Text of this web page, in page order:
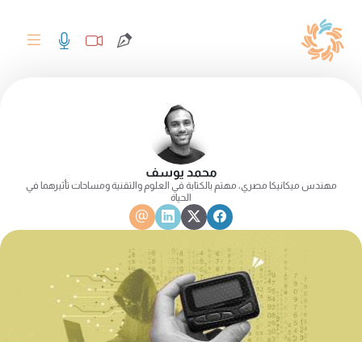
محمد يوسف
مهندس ميكانيكا مصري، مهتم بالكتابة في العلوم والتقنية ومساحات تأثيرهما في
الحياة